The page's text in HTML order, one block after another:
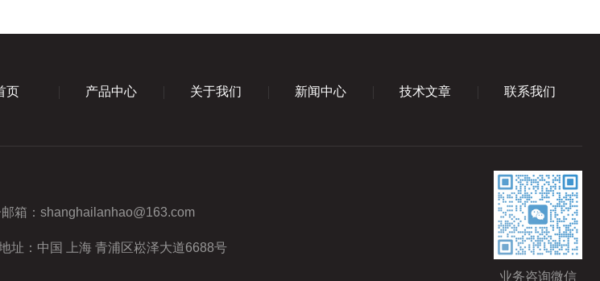
页 产品中心 关于我们 新闻中心 技术文章 联系我们
箱： shanghailanhao@163.com
址：中国 上海 青浦区崧泽大道6688号
业务咨询微信